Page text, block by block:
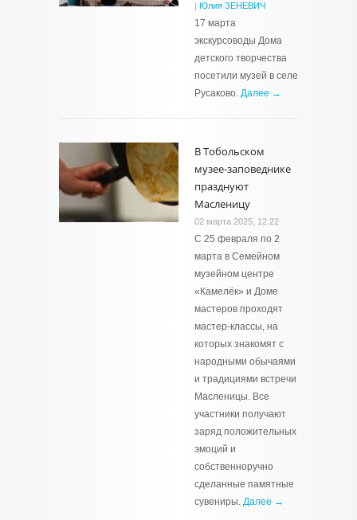
| Юлия ЗЕНЕВИЧ
17 марта
экскурсоводы Дома
детского творчества
посетили музей в селе
Русаково. Далее →
В Тобольском
музее-заповеднике
празднуют
Масленицу
02 марта 2025, 12:22
С 25 февраля по 2
марта в Семейном
музейном центре
«Камелёк» и Доме
мастеров проходят
мастер-классы, на
которых знакомят с
народными обычаями
и традициями встречи
Масленицы. Все
участники получают
заряд положительных
эмоций и
собственноручно
сделанные памятные
сувениры. Далее →